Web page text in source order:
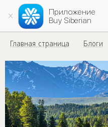
Приложение
Buy Siberian
Главная страница Блоги